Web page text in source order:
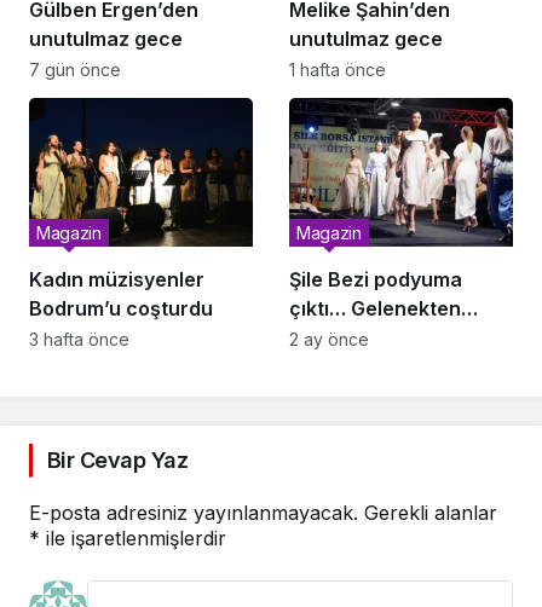
Gülben Ergen’den
unutulmaz gece
7 gün önce
Melike Şahin’den
unutulmaz gece
1 hafta önce
Kadın müzisyenler
Bodrum’u coşturdu
Magazin
3 hafta önce
Şile Bezi podyuma
çıktı… Gelenekten
geleceğe moda şöleni
Magazin
2 ay önce
Bir Cevap Yaz
E-posta adresiniz yayınlanmayacak. Gerekli alanlar
* ile işaretlenmişlerdir